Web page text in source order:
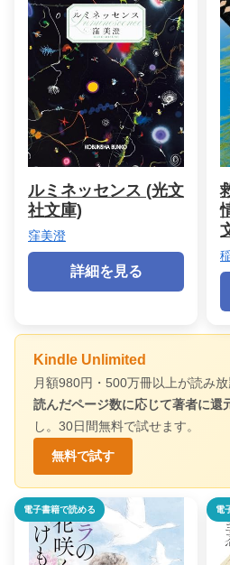
ルミネッセンス (光文
社文庫)
窪美澄
詳細を見る
Kindle Unlimited
月額980円・500万冊以上が読み放
読んだページ数に応じて著者に還
し。30日間無料で試せます。
無料で試す
電子書籍で読める 電